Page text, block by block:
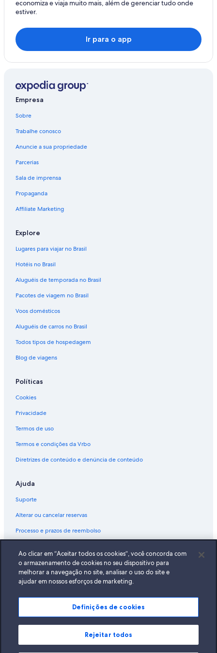
economiza e viaja muito mais, além de gerenciar tudo onde
estiver.
Ir para o app
Empresa
Sobre
Trabalhe conosco
Anuncie a sua propriedade
Parcerias
Sala de imprensa
Propaganda
Affiliate Marketing
Explore
Lugares para viajar no Brasil
Hotéis no Brasil
Aluguéis de temporada no Brasil
Pacotes de viagem no Brasil
Voos domésticos
Aluguéis de carros no Brasil
Todos tipos de hospedagem
Blog de viagens
Políticas
Cookies
Privacidade
Termos de uso
Termos e condições da Vrbo
Diretrizes de conteúdo e denúncia de conteúdo
Ajuda
Suporte
Alterar ou cancelar reservas
Processo e prazos de reembolso
Documentos para viagens internacionais
A Expedia, Inc. não se responsabiliza pelo conteúdo dos sites externos.
© 2026 Expedia, Inc., uma empresa do Expedia Group. Todos os direitos
reservados Expedia e o logotipo da Expedia são marcas registradas da
Ao clicar em “Aceitar todos os cookies”, você concorda com
o armazenamento de cookies no seu dispositivo para
melhorar a navegação no site, analisar o uso do site e
ajudar em nossos esforços de marketing.
Definições de cookies
Rejeitar todos